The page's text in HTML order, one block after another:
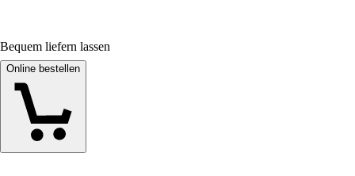
Bequem liefern lassen
Online bestellen